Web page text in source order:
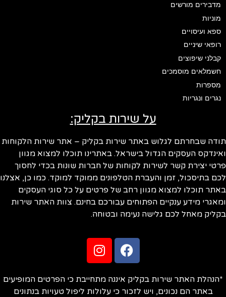
מדבירים מורשים
מוניות
ספא ועיסויים
רופאי שיניים
קבלני שיפוצים
חשמלאים מוסמכים
מספרות
נגרים ונגריות
על שירות בקליק:
שבחרתם לגלוש באתר שירות בקליק – אתר שירות הלקוחות
העסקים הגדול בישראל. באתרינו תוכלו למצוא מגוון
יצירת קשר לשירות לקוחות של חברות שונות בכדי לחסוך
בתיסכול, זמן והעברת הטלפונים ממוקד למוקד. כמו כן, אצלנו
תוכלו למצוא מגוון רחב של פרטים על כל סוגי העסקים
מידע ענקיים הפתוחים עבורכם בחינם. צוות האתר שירות
מאחל לכם גלישה נעימה ובטוחה.
האתר שירות בקליק איננה מתחייבת כי הפרטים המופיעים
באתר הם נכונים, ויש לזכור כי עלולות ליפול טעויות בנתונים